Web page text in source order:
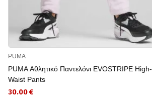
PUMA
PUMA Αθλητικό Παντελόνι EVOSTRIPE High-
Waist Pants
30.00 €